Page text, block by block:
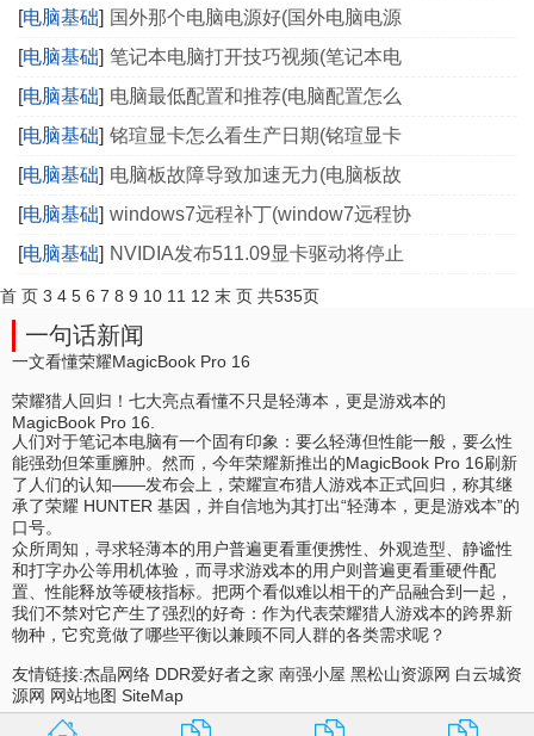
[电脑基础] 国外那个电脑电源好(国外电脑电源
[电脑基础] 笔记本电脑打开技巧视频(笔记本电
[电脑基础] 电脑最低配置和推荐(电脑配置怎么
[电脑基础] 铭瑄显卡怎么看生产日期(铭瑄显卡
[电脑基础] 电脑板故障导致加速无力(电脑板故
[电脑基础] windows7远程补丁(window7远程协
[电脑基础] NVIDIA发布511.09显卡驱动将停止
首 页 3 4 5 6 7 8 9 10 11 12 末 页 共535页
一句话新闻
一文看懂荣耀MagicBook Pro 16
荣耀猎人回归！七大亮点看懂不只是轻薄本，更是游戏本的
MagicBook Pro 16.
人们对于笔记本电脑有一个固有印象：要么轻薄但性能一般，要么性
能强劲但笨重臃肿。然而，今年荣耀新推出的MagicBook Pro 16刷新
了人们的认知——发布会上，荣耀宣布猎人游戏本正式回归，称其继
承了荣耀 HUNTER 基因，并自信地为其打出“轻薄本，更是游戏本”的
口号。
众所周知，寻求轻薄本的用户普遍更看重便携性、外观造型、静谧性
和打字办公等用机体验，而寻求游戏本的用户则普遍更看重硬件配
置、性能释放等硬核指标。把两个看似难以相干的产品融合到一起，
我们不禁对它产生了强烈的好奇：作为代表荣耀猎人游戏本的跨界新
物种，它究竟做了哪些平衡以兼顾不同人群的各类需求呢？
友情链接:杰晶网络 DDR爱好者之家 南强小屋 黑松山资源网 白云城资
源网 网站地图 SiteMap